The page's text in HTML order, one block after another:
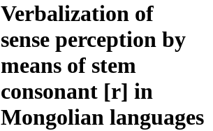
Verbalization of
sense perception by
means of stem
consonant [r] in
Mongolian languages